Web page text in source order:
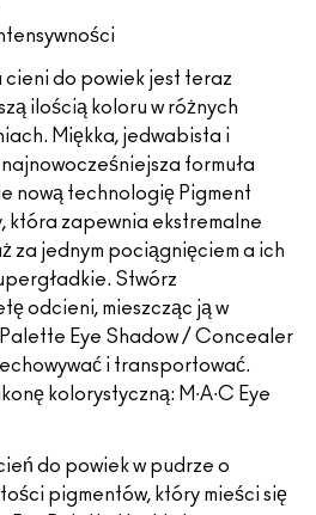
cieni do powiek jest teraz
ilością koloru w różnych
Miękka, jedwabista i
formuła
nową technologię Pigment
która zapewnia ekstremalne
za jednym pociągnięciem a ich
Stwórz
odcieni, mieszcząc ją w
Eye Shadow / Concealer
i transportować.
kolorystyczną: M∙A∙C Eye
do powiek w pudrze o
pigmentów, który mieści się